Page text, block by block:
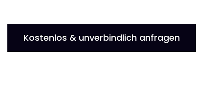
Kostenlos & unverbindlich anfragen